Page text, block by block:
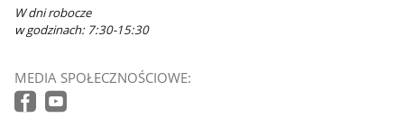
W dni robocze
w godzinach: 7:30-15:30
MEDIA SPOŁECZNOŚCIOWE: